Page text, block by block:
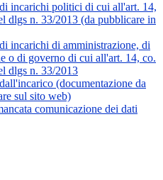
incarichi politici di cui all'art. 14,
dlgs n. 33/2013 (da pubblicare in
incarichi di amministrazione, di
o di governo di cui all'art. 14, co.
dlgs n. 33/2013
(documentazione da
sul sito web)
comunicazione dei dati